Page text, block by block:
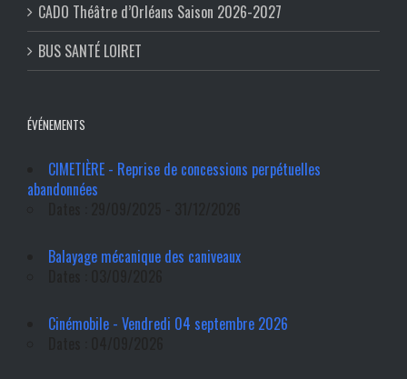
CADO Théâtre d’Orléans Saison 2026-2027
BUS SANTÉ LOIRET
ÉVÉNEMENTS
CIMETIÈRE - Reprise de concessions perpétuelles
abandonnées
Balayage mécanique des caniveaux
Cinémobile - Vendredi 04 septembre 2026